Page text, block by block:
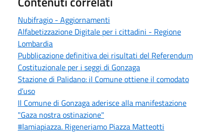
Nubifragio - Aggiornamenti
Alfabetizzazione Digitale per i cittadini - Regione
Lombardia
Pubblicazione definitiva dei risultati del Referendum
Costituzionale per i seggi di Gonzaga
Stazione di Palidano: il Comune ottiene il comodato
d’uso
Il Comune di Gonzaga aderisce alla manifestazione
"Gaza nostra ostinazione"
#lamiapiazza. Rigeneriamo Piazza Matteotti